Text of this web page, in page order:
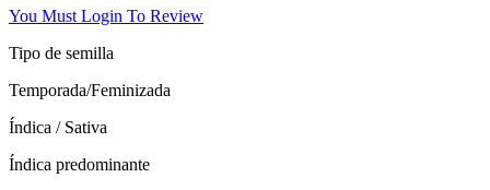
You Must Login To Review
Tipo de semilla
Temporada/Feminizada
Índica / Sativa
Índica predominante